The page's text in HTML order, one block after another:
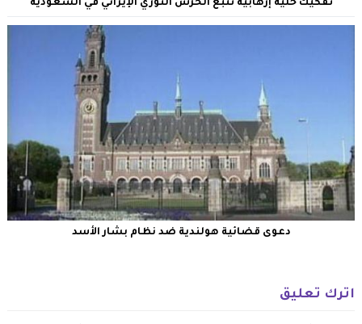
تفكيك خلية إرهابية تتبع الحرس الثوري الإيراني في السعودية
دعوى قضائية هولندية ضد نظام بشار الأسد
اترك تعليق